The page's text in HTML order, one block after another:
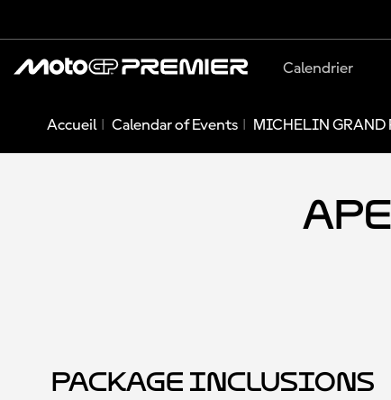
Calendrier
Accueil Calendar of Events MICHELIN GRAND
Package Inclusions